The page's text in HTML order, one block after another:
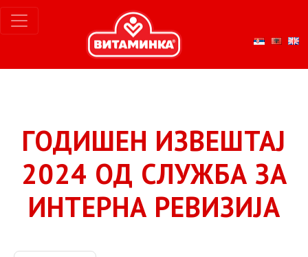
ГОДИШЕН ИЗВЕШТАЈ
2024 ОД СЛУЖБА ЗА
ИНТЕРНА РЕВИЗИЈА